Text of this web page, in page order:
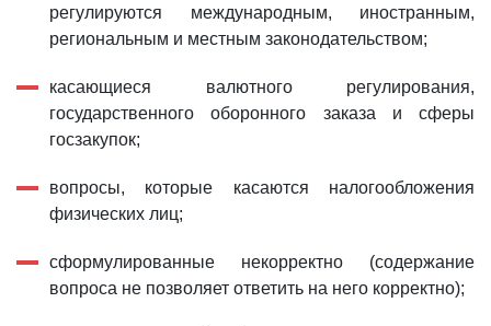
регулируются международным, иностранным,
региональным и местным законодательством;
касающиеся валютного регулирования,
государственного оборонного заказа и сферы
госзакупок;
вопросы, которые касаются налогообложения
физических лиц;
сформулированные некорректно (содержание
вопроса не позволяет ответить на него корректно);